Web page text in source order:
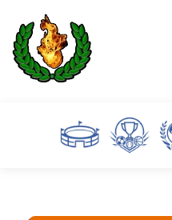
Saltar
al
contenido